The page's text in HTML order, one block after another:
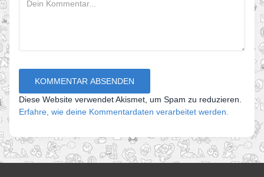
Diese Website verwendet Akismet, um Spam zu reduzieren.
Erfahre, wie deine Kommentardaten verarbeitet werden.